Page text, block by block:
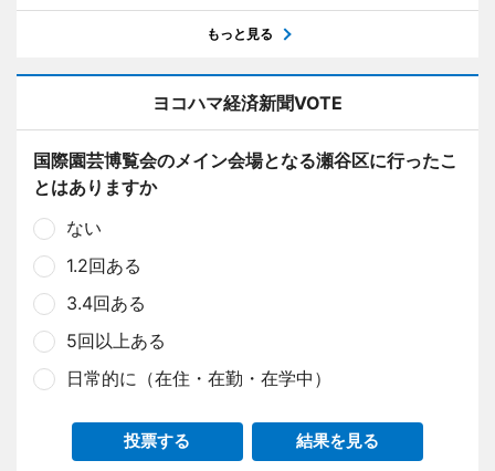
もっと見る
ヨコハマ経済新聞VOTE
国際園芸博覧会のメイン会場となる瀬谷区に行ったこ
とはありますか
ない
1.2回ある
3.4回ある
5回以上ある
日常的に（在住・在勤・在学中）
投票する 結果を見る